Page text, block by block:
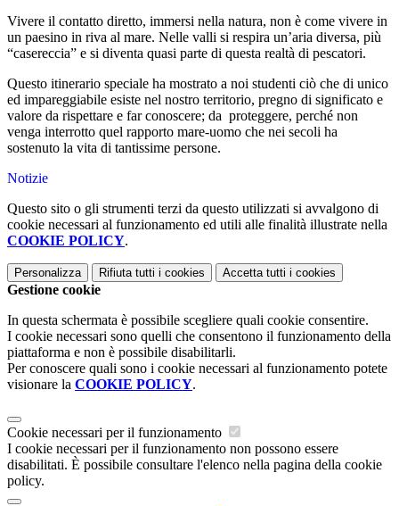
Vivere il contatto diretto, immersi nella natura, non è come vivere in
un paesino in riva al mare. Nelle valli si respira un’aria diversa, più
“casereccia” e si diventa quasi parte di questa realtà di pescatori.
Questo itinerario speciale ha mostrato a noi studenti ciò che di unico
ed impareggiabile esiste nel nostro territorio, pregno di significato e
valore da rispettare e far conoscere; da proteggere, perché non
venga interrotto quel rapporto mare-uomo che nei secoli ha
sostenuto la vita di tantissime persone.
Notizie
Questo sito o gli strumenti terzi da questo utilizzati si avvalgono di
cookie necessari al funzionamento ed utili alle finalità illustrate nella
COOKIE POLICY.
Personalizza Rifiuta tutti i cookies Accetta tutti i cookies
Gestione cookie
In questa schermata è possibile scegliere quali cookie consentire.
I cookie necessari sono quelli che consentono il funzionamento della
piattaforma e non è possibile disabilitarli.
Per conoscere quali sono i cookie necessari al funzionamento potete
visionare la COOKIE POLICY.
Cookie necessari per il funzionamento
I cookie necessari per il funzionamento non possono essere
disabilitati. È possibile consultare l'elenco nella pagina della cookie
policy.